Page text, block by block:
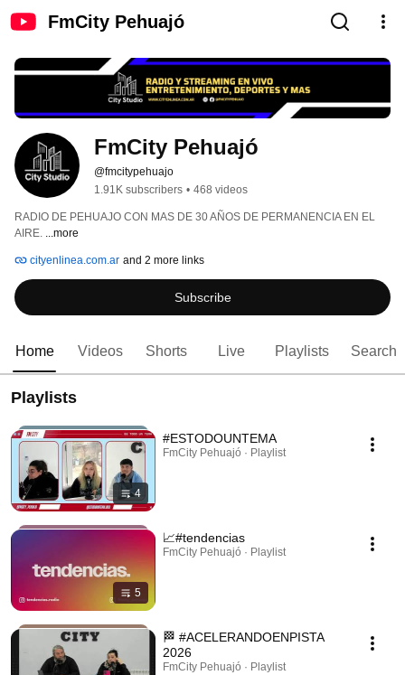
FmCity Pehuajó
FmCity Pehuajó
@fmcitypehuajo
1.91K subscribers • 468 videos
RADIO DE PEHUAJO CON MAS DE 30 AÑOS DE PERMANENCIA EN EL
AIRE. ...more
cityenlinea.com.ar and 2 more links
Subscribe
Home Videos Shorts Live Playlists Search
Playlists
4
#ESTODOUNTEMA
FmCity Pehuajó · Playlist
5
📈#tendencias
FmCity Pehuajó · Playlist
🏁 #ACELERANDOENPISTA
2026
FmCity Pehuajó · Playlist